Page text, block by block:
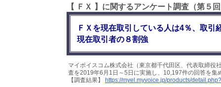
【 ＦＸ 】に関するアンケート調査（第５
ＦＸを現在取引している人は4％、取
現在取引者の８割強
マイボイスコム株式会社（東京都千代田区、代表取締役
査を2019年6月1日～5日に実施し、10,197件の回答を集
【調査結果】
https://myel.myvoice.jp/products/